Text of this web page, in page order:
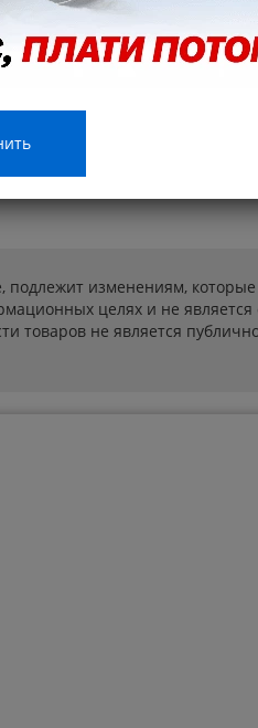
изменениям, которые
целях и не
не является